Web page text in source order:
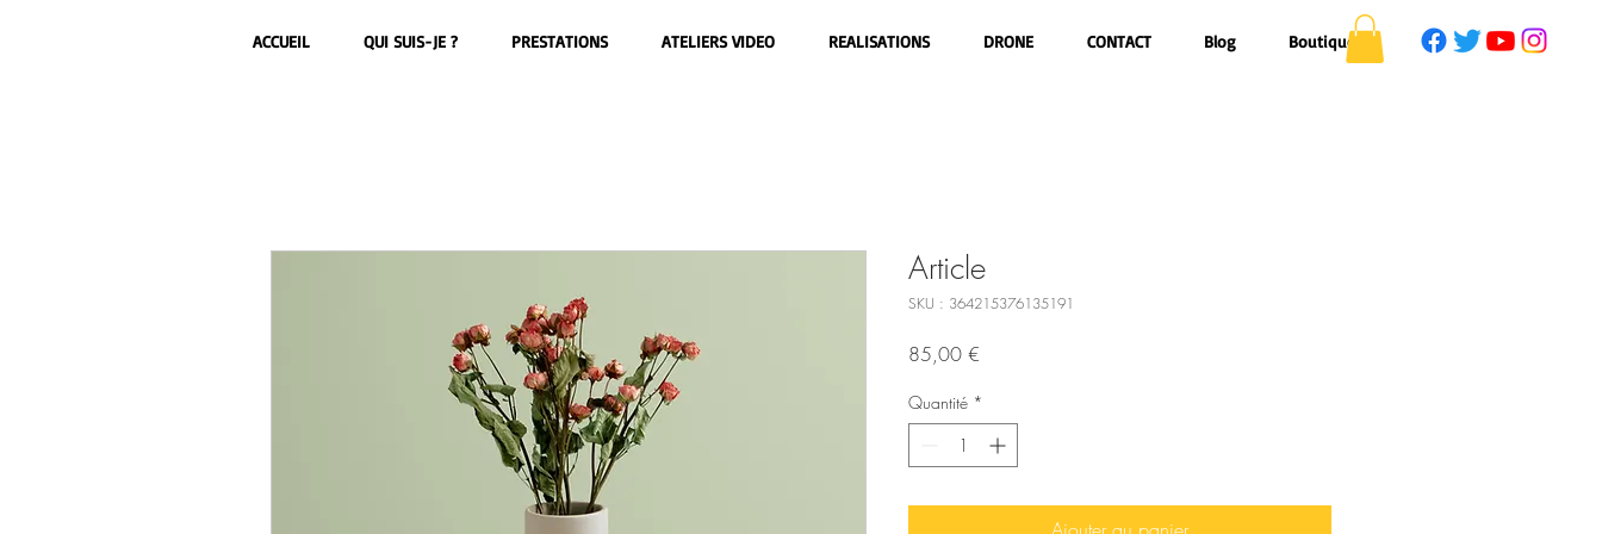
ACCUEIL QUI SUIS-JE ? PRESTATIONS ATELIERS VIDEO REALISATIONS DRONE CONTACT Blog Boutique
Article
SKU : 364215376135191
85,00 €
Quantité *